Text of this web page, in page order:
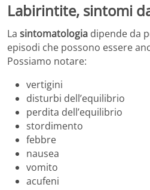
Labirintite, sintomi
La sintomatologia dipende da
episodi che possono essere
Possiamo notare:
vertigini
disturbi dell’equilibrio
perdita dell’equilibrio
stordimento
febbre
nausea
vomito
acufeni